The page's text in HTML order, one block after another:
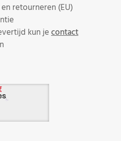
retourneren (EU)
kun jecontact